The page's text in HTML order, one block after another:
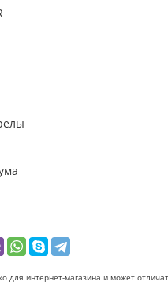
для интернет-магазина и может